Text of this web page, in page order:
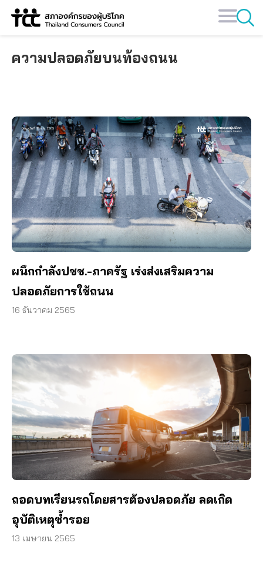
Skip
ความปลอดภัยบนท้องถนน
ผนึกกำลังปชช.-ภาครัฐ เร่งส่งเสริมความ
ปลอดภัยการใช้ถนน
16 ธันวาคม 2565
ถอดบทเรียนรถโดยสารต้องปลอดภัย ลดเกิด
อุบัติเหตุซ้ำรอย
13 เมษายน 2565